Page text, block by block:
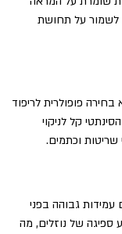
לשמור על תחושת
פופולרית לריפוד
קל לניקוי
שריטות וכתמים.
עמידות גבוהה בפני
ספיגה של נוזלים, מה